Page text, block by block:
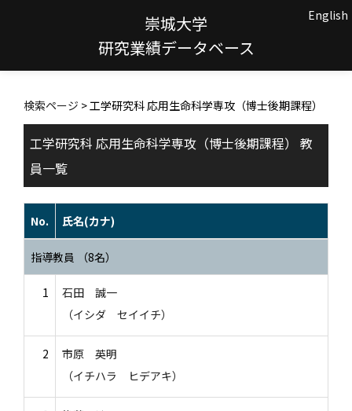
崇城大学
研究業績データベース
English
検索ページ > 工学研究科 応用生命科学専攻（博士後期課程）
工学研究科 応用生命科学専攻（博士後期課程） 教
員一覧
No. 氏名(カナ)
指導教員 （8名）
1
石田 誠一
（イシダ セイイチ）
2
市原 英明
（イチハラ ヒデアキ）